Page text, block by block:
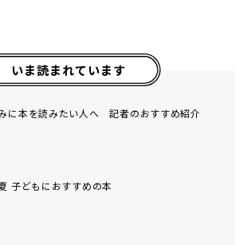
いま読まれています
に本を読みたい人へ 記者のおすすめ紹介
子どもにおすすめの本